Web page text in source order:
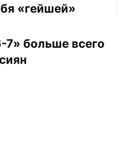
«гейшей»
7» больше всего